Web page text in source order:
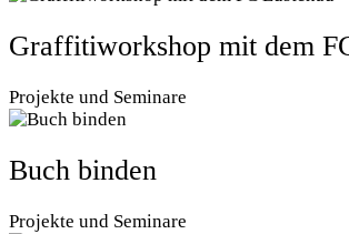
Graffitiworkshop mit dem
Projekte und Seminare
Buch binden
Projekte und Seminare